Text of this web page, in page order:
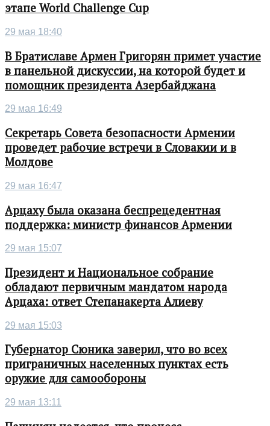
этапе World Challenge Cup
29 мая 18:40
В Братиславе Армен Григорян примет участие
в панельной дискуссии, на которой будет и
помощник президента Азербайджана
29 мая 16:49
Секретарь Совета безопасности Армении
проведет рабочие встречи в Словакии и в
Молдове
29 мая 16:47
Арцаху была оказана беспрецедентная
поддержка: министр финансов Армении
29 мая 15:07
Президент и Национальное собрание
обладают первичным мандатом народа
Арцаха: ответ Степанакерта Алиеву
29 мая 15:03
Губернатор Сюника заверил, что во всех
приграничных населенных пунктах есть
оружие для самообороны
29 мая 13:11